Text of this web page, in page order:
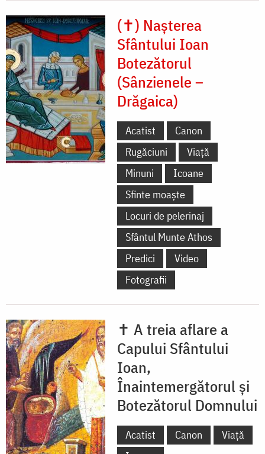
(✝) Nașterea
Sfântului Ioan
Botezătorul
(Sânzienele –
Drăgaica)
Acatist
Canon
Rugăciuni
Viață
Minuni
Icoane
Sfinte moaște
Locuri de pelerinaj
Sfântul Munte Athos
Predici
Video
Fotografii
✝ A treia aflare a
Capului Sfântului
Ioan,
Înaintemergătorul și
Botezătorul Domnului
Acatist Canon
Viață